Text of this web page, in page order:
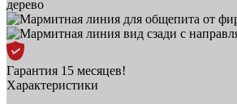
Гарантия 15 месяцев!
Характеристики